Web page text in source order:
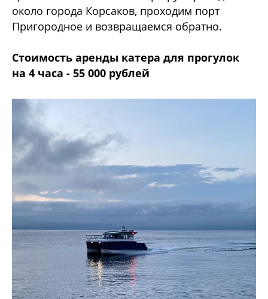
около города Корсаков, проходим порт
Пригородное и возвращаемся обратно.
Стоимость аренды катера для прогулок
на 4 часа - 55 000 рублей